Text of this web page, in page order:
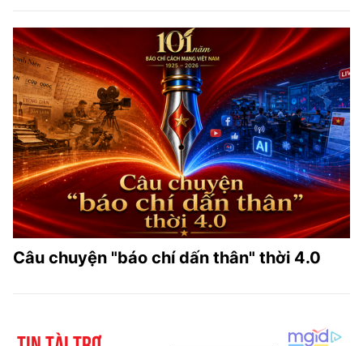
Câu chuyện "báo chí dấn thân" thời 4.0